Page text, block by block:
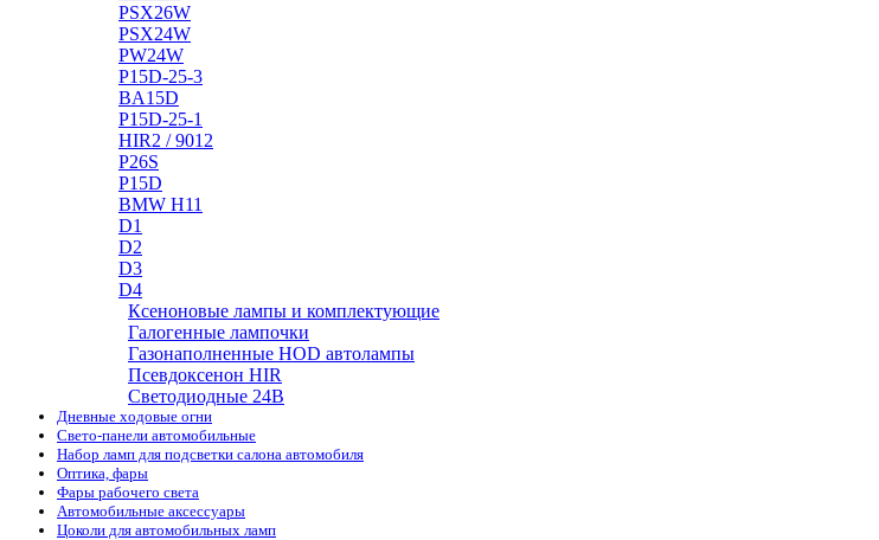
PSX26W
PSX24W
PW24W
P15D-25-3
BA15D
P15D-25-1
HIR2 / 9012
P26S
P15D
BMW H11
D1
D2
D3
D4
Ксеноновые лампы и комплектующие
Галогенные лампочки
Газонаполненные HOD автолампы
Псевдоксенон HIR
Cветодиодные 24B
Дневные ходовые огни
Свето-панели автомобильные
Набор ламп для подсветки салона автомобиля
Оптика, фары
Фары рабочего света
Автомобильные аксессуары
Цоколи для автомобильных ламп